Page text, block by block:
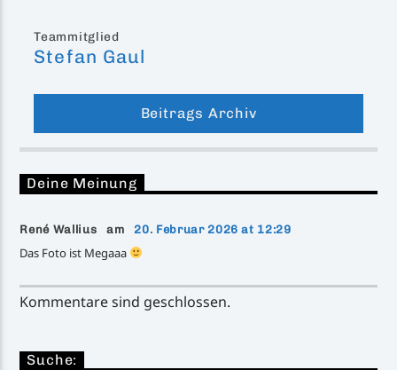
Teammitglied
Stefan Gaul
Beitrags Archiv
Deine Meinung
René Wallius am 20. Februar 2026 at 12:29
Das Foto ist Megaaa
Kommentare sind geschlossen.
Suche: